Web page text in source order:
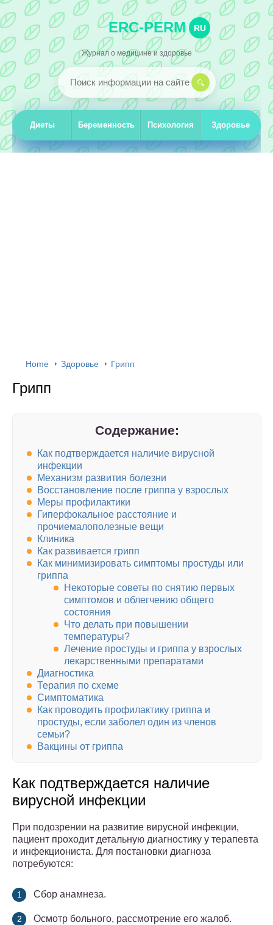
ERC-PERM RU
Журнал о медицине и здоровье
Диеты Беременность Психология Здоровье
Home Здоровье Грипп
Грипп
Содержание:
Как подтверждается наличие вирусной
инфекции
Механизм развития болезни
Восстановление после гриппа у взрослых
Меры профилактики
Гиперфокальное расстояние и
прочиемалополезные вещи
Клиника
Как развивается грипп
Как минимизировать симптомы простуды или
гриппа
Некоторые советы по снятию первых
симптомов и облегчению общего
состояния
Что делать при повышении
температуры?
Лечение простуды и гриппа у взрослых
лекарственными препаратами
Диагностика
Терапия по схеме
Симптоматика
Как проводить профилактику гриппа и
простуды, если заболел один из членов
семьи?
Вакцины от гриппа
Как подтверждается наличие
вирусной инфекции
При подозрении на развитие вирусной инфекции,
пациент проходит детальную диагностику у терапевта
и инфекциониста. Для постановки диагноза
потребуются:
Сбор анамнеза.
Осмотр больного, рассмотрение его жалоб.